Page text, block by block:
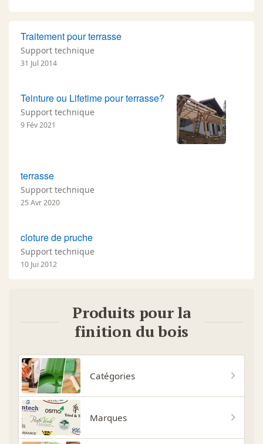
Traitement pour terrasse
Support technique
31 Jul 2014
Teinture ou Lifetime pour terrasse?
Support technique
9 Fév 2021
terrasse
Support technique
25 Avr 2020
cloture de pruche
Support technique
10 Jui 2012
Produits pour la
finition du bois
Catégories
Marques